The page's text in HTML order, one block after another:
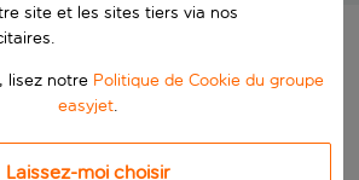
site et les sites tiers via nos
lisez notre Politique de Cookie du groupe
easyjet.
Laissez-moi choisir